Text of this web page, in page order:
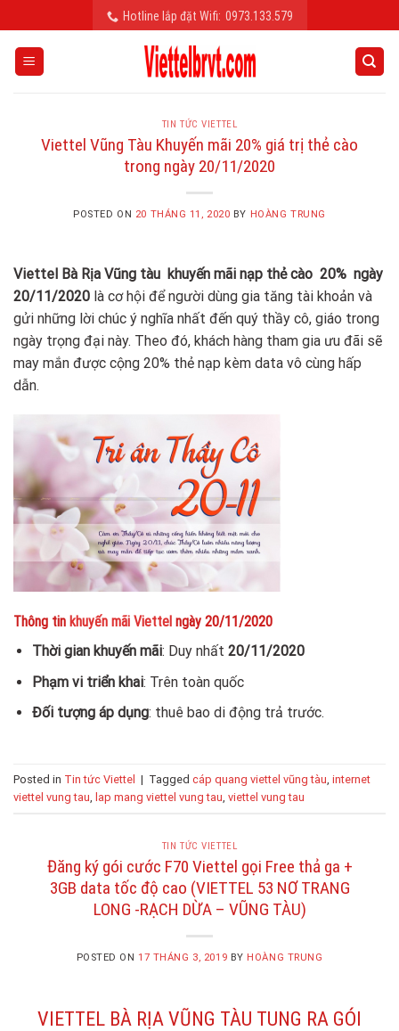
to
content
Hotline lắp đặt Wifi: 0973.133.579
TIN TỨC VIETTEL
Viettel Vũng Tàu Khuyến mãi 20% giá trị thẻ cào
trong ngày 20/11/2020
POSTED ON 20 THÁNG 11, 2020 BY HOÀNG TRUNG
Viettel Bà Rịa Vũng tàu khuyến mãi nạp thẻ cào 20% ngày
20/11/2020 là cơ hội để người dùng gia tăng tài khoản và
gửi những lời chúc ý nghĩa nhất đến quý thầy cô, giáo trong
ngày trọng đại này. Theo đó, khách hàng tham gia ưu đãi sẽ
may mắn được cộng 20% thẻ nạp kèm data vô cùng hấp
dẫn.
Thông tin khuyến mãi Viettel ngày 20/11/2020
Thời gian khuyến mãi: Duy nhất 20/11/2020
Phạm vi triển khai: Trên toàn quốc
Đối tượng áp dụng: thuê bao di động trả trước.
Posted in Tin tức Viettel | Tagged cáp quang viettel vũng tàu internet
viettel vung tau lap mang viettel vung tau viettel vung tau
TIN TỨC VIETTEL
Đăng ký gói cước F70 Viettel gọi Free thả ga +
3GB data tốc độ cao (VIETTEL 53 NƠ TRANG
LONG -RẠCH DỪA – VŨNG TÀU)
POSTED ON17 THÁNG 3, 2019 BY HOÀNG TRUNG
VIETTEL BÀ RỊA VŨNG TÀU TUNG RA GÓI